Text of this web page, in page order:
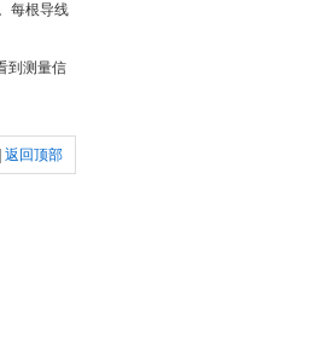
每根导线
到测量信
返回顶部